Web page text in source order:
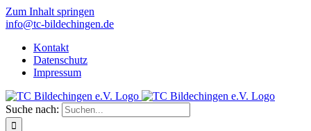
Zum Inhalt springen
info@tc-bildechingen.de
Kontakt
Datenschutz
Impressum
Suche nach: